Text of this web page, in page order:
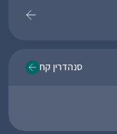
סנהדרין קח